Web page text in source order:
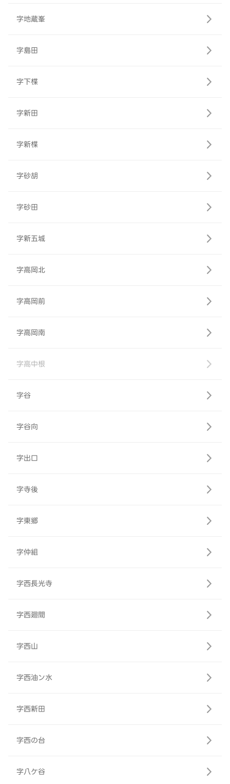
字地蔵峯
字島田
字下楪
字新田
字新楪
字砂胡
字砂田
字新五城
字高岡北
字高岡前
字高岡南
字高中根
字谷
字谷向
字出口
字寺後
字東郷
字仲組
字西長光寺
字西廻間
字西山
字西油ン水
字西新田
字西の台
字八ケ谷